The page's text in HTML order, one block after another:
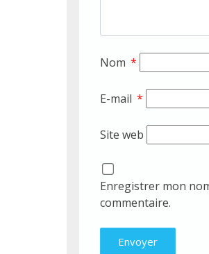
Nom *
E-mail *
Site web
Enregistrer mon
commentaire.